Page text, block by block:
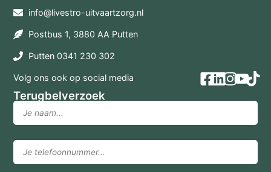
info@livestro-uitvaartzorg.nl
Postbus 1, 3880 AA Putten
Putten 0341 230 302
Volg ons ook op social media
Terugbelverzoek